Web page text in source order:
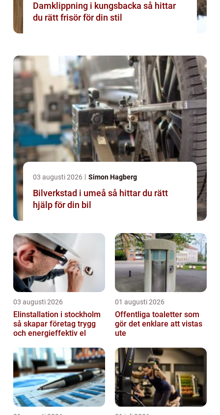
Damklippning i kungsbacka så hittar
du rätt frisör för din stil
03 augusti 2026 Simon Hagberg
Bilverkstad i umeå så hittar du rätt
hjälp för din bil
03 augusti 2026
Elinstallation i stockholm
så skapar företag trygg
och energieffektiv el
01 augusti 2026
Offentliga toaletter som
gör det enklare att vistas
ute